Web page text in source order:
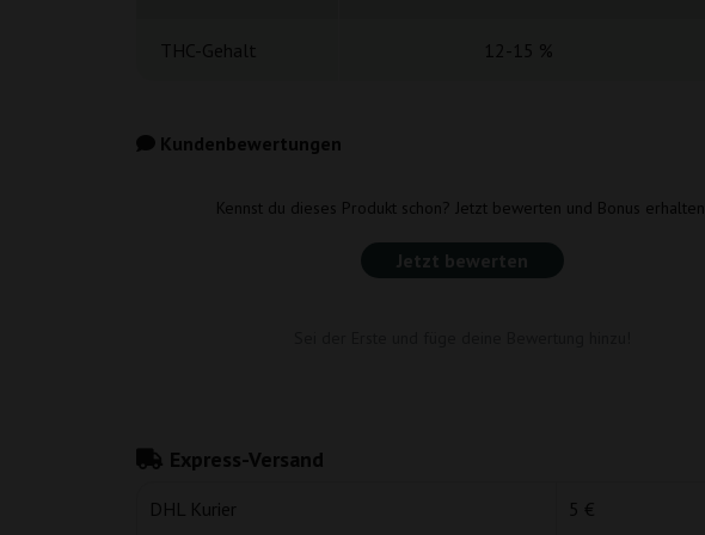
THC-Gehalt 12-15 %
Kundenbewertungen
Kennst du dieses Produkt schon? Jetzt bewerten und Bonus erhalten.
Jetzt bewerten
Express-Versand
DHL Kurier 5 €